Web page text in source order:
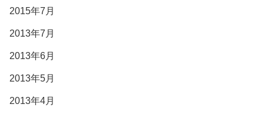
2015年7月
2013年7月
2013年6月
2013年5月
2013年4月